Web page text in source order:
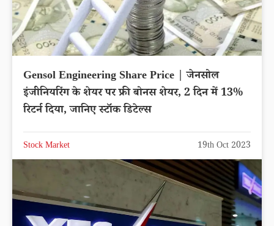
Gensol Engineering Share Price | जेनसोल
इंजीनियरिंग के शेयर पर फ्री बोनस शेयर, 2 दिन में 13%
रिटर्न दिया, जानिए स्टॉक डिटेल्स
Stock Market 19th Oct 2023